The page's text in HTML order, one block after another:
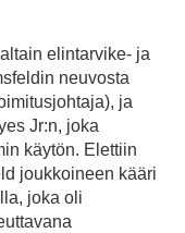
elintarvike- ja
neuvosta
ja
Jr:n, joka
käytön. Elettiin
joukkoineen kääri
joka oli